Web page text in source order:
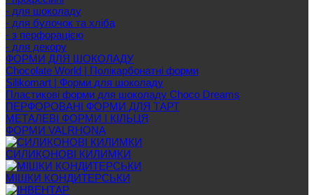
- для шоколаду
- для булочок та хліба
- з перфорацією
- для декору
ФОРМИ ДЛЯ ШОКОЛАДУ
Chocolate World | Полікарбонатні форми
Silikomart | Форми для шоколаду
Пластикові форми для шоколаду Choco Dreams
ПЕРФОРОВАНІ ФОРМИ ДЛЯ ТАРТ
МЕТАЛЕВІ ФОРМИ І КІЛЬЦЯ
ФОРМИ VALRHONA
СИЛИКОНОВІ КИЛИМКИ
МІШКИ КОНДИТЕРСЬКИ